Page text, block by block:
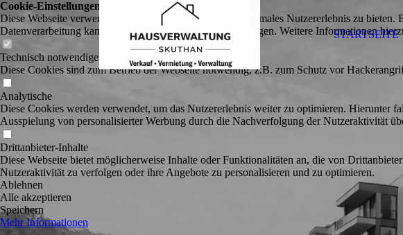
STARTSEITE
Cookie-Einstellungen
Diese Webseite verwendet Cookies, um Besuchern ein optimales Nutzererlebnis zu
Datenverarbeitung kann dann auch in einem Drittland erfolgen. Weitere Informationen
Technisch notwendige
Diese Cookies sind zum Betrieb der Webseite notwendig, z.B. zum Schutz vor
Analytische
Diese Cookies werden verwendet, um das Nutzererlebnis weiter zu optimieren. Hierunter
Ausspielung von personalisierter Werbung durch die Nachverfolgung der Nutzeraktivität
Drittanbieter-Inhalte
Diese Webseite bietet möglicherweise Inhalte oder Funktionalitäten an, die von
Nutzeraktivität zu verfolgen oder ihre Angebote zu personalisieren und zu optimieren.
Ablehnen
Alle akzeptieren
Speichern
Mehr Informationen